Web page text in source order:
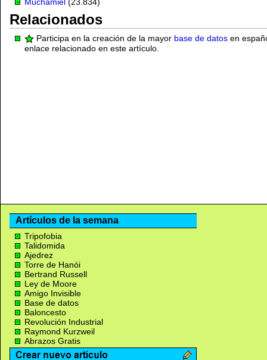
Relacionados
Participa en la creación de la mayor base de datos en
enlace relacionado en este artículo.
Artículos de la semana
Tripofobia
Talidomida
Ajedrez
Torre de Hanói
Bertrand Russell
Ley de Moore
Amigo Invisible
Base de datos
Baloncesto
Revolución Industrial
Raymond Kurzweil
Abrazos Gratis